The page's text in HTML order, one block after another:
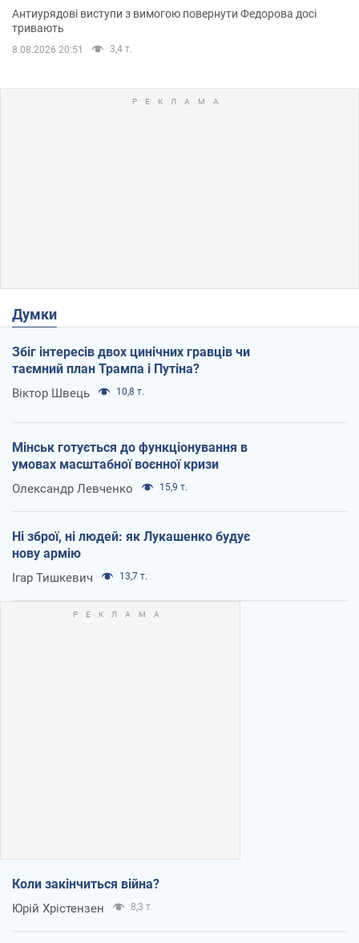
Антиурядові виступи з вимогою повернути Федорова досі
тривають
8.08.2026 20:51 3,4 т.
Думки
Збіг інтересів двох цинічних гравців чи
таємний план Трампа і Путіна?
Віктор Швець 10,8 т.
Мінськ готується до функціонування в
умовах масштабної воєнної кризи
Олександр Левченко 15,9 т.
Ні зброї, ні людей: як Лукашенко будує
нову армію
Ігар Тишкевич 13,7 т.
Коли закінчиться війна?
Юрій Хрістензен 8,3 т.